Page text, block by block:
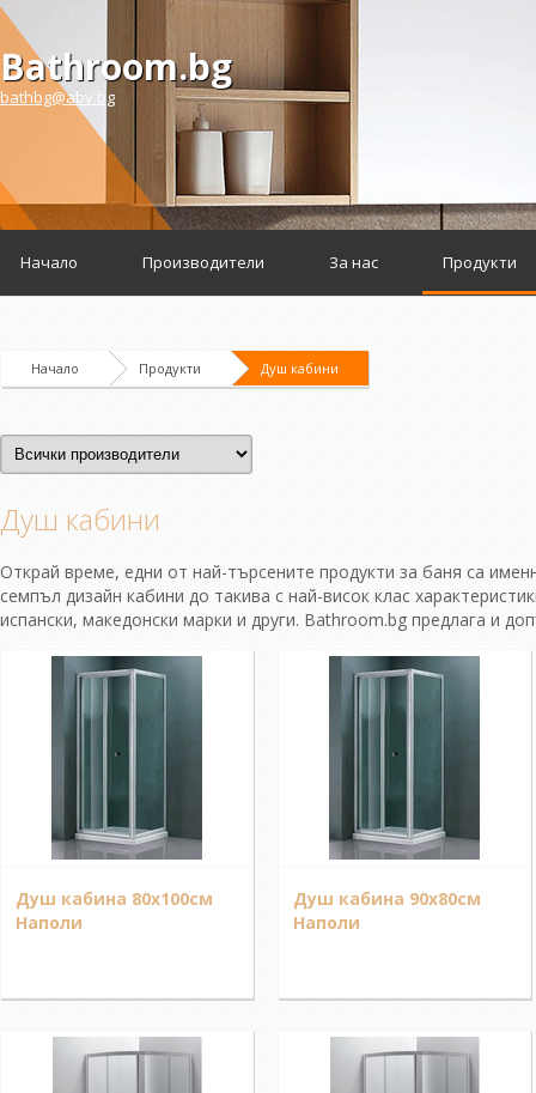
Bathroom.bg
bathbg@abv.bg
Начало Производители За нас Продукти
Начало Продукти Душ кабини
Душ кабини
Открай време, едни от най-търсените продукти за баня са
семпъл дизайн кабини до такива с най-висок клас
испански, македонски марки и други. Bathroom.bg предлага и
Душ кабина 80х100см
Наполи
Душ кабина 90x80см
Наполи